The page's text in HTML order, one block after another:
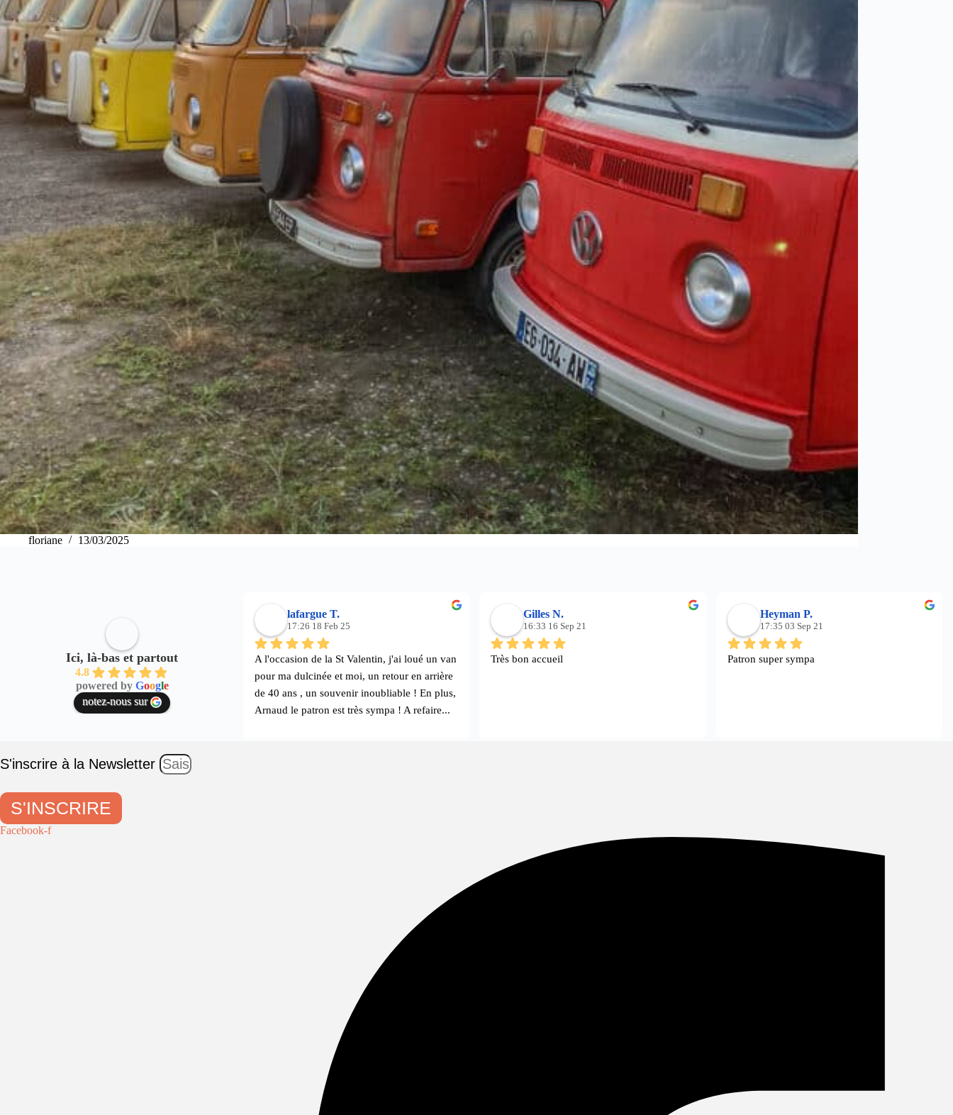
floriane 13/03/2025
Ici, là-bas et partout
4.8
powered by Google
notez-nous sur
lafargue T.
17:26 18 Feb 25
A l'occasion de la St Valentin, j'ai loué un van
pour ma dulcinée et moi, un retour en arrière
de 40 ans , un souvenir inoubliable ! En plus,
Arnaud le patron est très sympa ! A refaire...
Gilles N.
16:33 16 Sep 21
Très bon accueil
Heyman P.
17:35 03 Sep 21
Patron super sympa
S'inscrire à la Newsletter
S'INSCRIRE
Facebook-f